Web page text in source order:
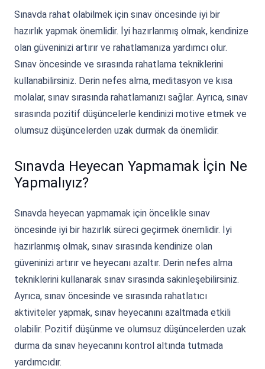
Sınavda rahat olabilmek için sınav öncesinde iyi bir
hazırlık yapmak önemlidir. İyi hazırlanmış olmak, kendinize
olan güveninizi artırır ve rahatlamanıza yardımcı olur.
Sınav öncesinde ve sırasında rahatlama tekniklerini
kullanabilirsiniz. Derin nefes alma, meditasyon ve kısa
molalar, sınav sırasında rahatlamanızı sağlar. Ayrıca, sınav
sırasında pozitif düşüncelerle kendinizi motive etmek ve
olumsuz düşüncelerden uzak durmak da önemlidir.
Sınavda Heyecan Yapmamak İçin Ne
Yapmalıyız?
Sınavda heyecan yapmamak için öncelikle sınav
öncesinde iyi bir hazırlık süreci geçirmek önemlidir. İyi
hazırlanmış olmak, sınav sırasında kendinize olan
güveninizi artırır ve heyecanı azaltır. Derin nefes alma
tekniklerini kullanarak sınav sırasında sakinleşebilirsiniz.
Ayrıca, sınav öncesinde ve sırasında rahatlatıcı
aktiviteler yapmak, sınav heyecanını azaltmada etkili
olabilir. Pozitif düşünme ve olumsuz düşüncelerden uzak
durma da sınav heyecanını kontrol altında tutmada
yardımcıdır.